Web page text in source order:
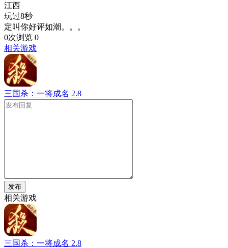
江西
玩过8秒
定叫你好评如潮。。。
0次浏览 0
相关游戏
三国杀：一将成名 2.8
发布
相关游戏
三国杀：一将成名 2.8